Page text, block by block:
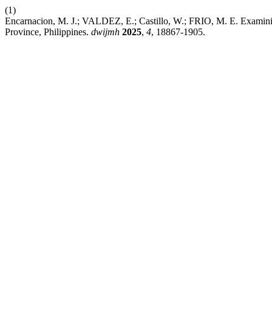
(1)
Encarnacion, M. J.; VALDEZ, E.; Castillo, W.; FRIO, M. E.
Province, Philippines. dwijmh 2025, 4, 18867-1905.